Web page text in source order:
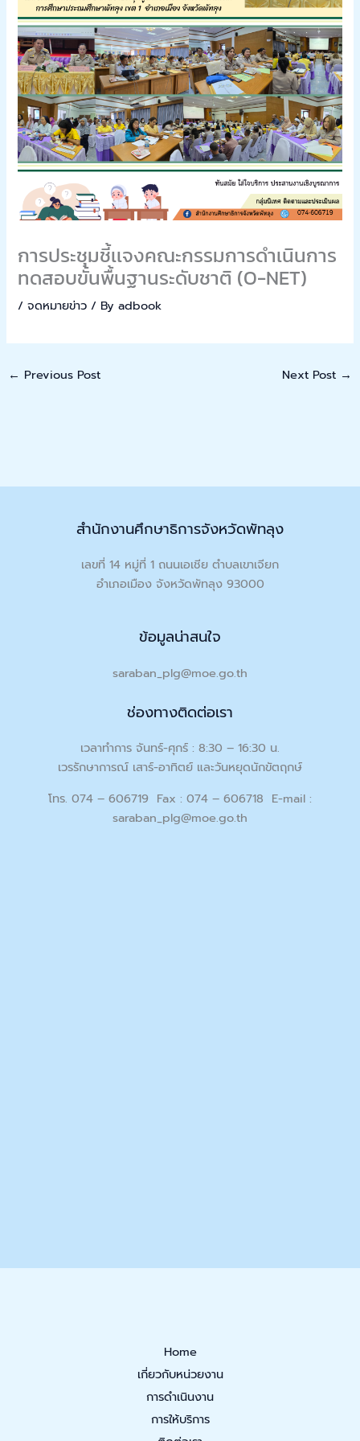
การประชุมชี้เเจงคณะกรรมการดำเนินการ
ทดสอบขั้นพื้นฐานระดับชาติ (O-NET)
/จดหมายข่าว / Byadbook
← Previous Post Next Post →
สำนักงานศึกษาธิการจังหวัดพัทลุง
เลขที่ 14 หมู่ที่ 1 ถนนเอเชีย ตำบลเขาเจียก
อำเภอเมือง จังหวัดพัทลุง 93000
ข้อมูลน่าสนใจ
saraban_plg@moe.go.th
ช่องทางติดต่อเรา
เวลาทำการ จันทร์-ศุกร์ : 8:30 – 16:30 น.
เวรรักษาการณ์ เสาร์-อาทิตย์ และวันหยุดนักขัตฤกษ์
โทร. 074 – 606719 Fax : 074 – 606718 E-mail :
saraban_plg@moe.go.th
Home
เกี่ยวกับหน่วยงาน
การดำเนินงาน
การให้บริการ